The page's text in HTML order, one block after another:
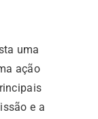
uma
ação
e a